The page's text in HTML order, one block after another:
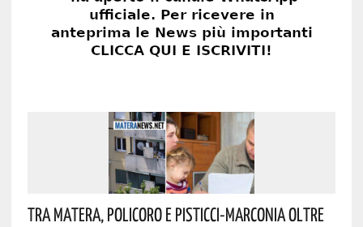
Tra Matera, Policoro E Pisticci-Marconia Oltre